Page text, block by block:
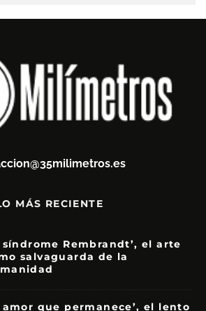
MÁS RECIENTE
síndrome Rembrandt’, el arte
salvaguarda de la
amor que permanece’, el lento